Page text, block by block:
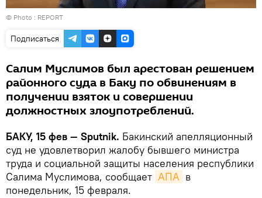
© Photo : REPORT
Подписаться
Салим Муслимов был арестован решением
районного суда в Баку по обвинениям в
получении взяток и совершении
должностных злоупотреблений.
БАКУ, 15 фев — Sputnik. Бакинский апелляционный
суд не удовлетворил жалобу бывшего министра
труда и социальной защиты населения республики
Салима Муслимова, сообщает АПА в
понедельник, 15 февраля.